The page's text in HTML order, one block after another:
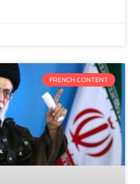
FRENCH CONTENT